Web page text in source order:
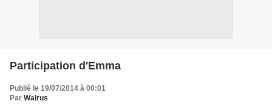
Participation d'Emma
Publié le 19/07/2014 à 00:01
Par Walrus